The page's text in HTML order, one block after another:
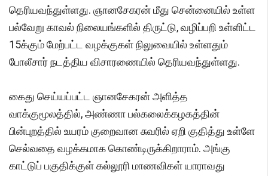
தெரியவந்துள்ளது. ஞானசேகரன் மீது சென்னையில் உள்ள
பல்வேறு காவல் நிலையங்களில் திருட்டு, வழிப்பறி உள்ளிட்ட
15க்கும் மேற்பட்ட வழக்குகள் நிலுவையில் உள்ளதும்
போலீசார் நடத்திய விசாரணையில் தெரியவந்துள்ளது.
கைது செய்யப்பட்ட ஞானசேகரன் அளித்த
வாக்குமூலத்தில், அண்ணா பல்கலைக்கழகத்தின்
பின்புறத்தில் உயரம் குறைவான சுவரில் ஏறி குதித்து உள்ளே
செல்வதை வழக்கமாக கொண்டிருக்கிறாராம். அங்கு
காட்டுப் பகுதிக்குள் கல்லூரி மாணவிகள் யாராவது